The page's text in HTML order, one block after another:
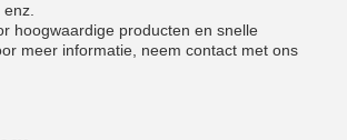
hoogwaardige producten en snelle
meer informatie, neem contact met ons